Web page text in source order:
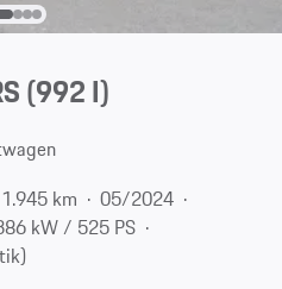
(992 I)
1.945 km
05/2024
kW / 525 PS